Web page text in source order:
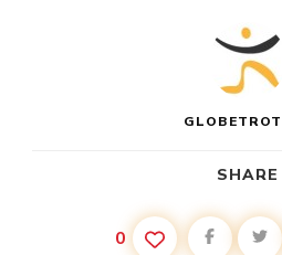
SHARE
0